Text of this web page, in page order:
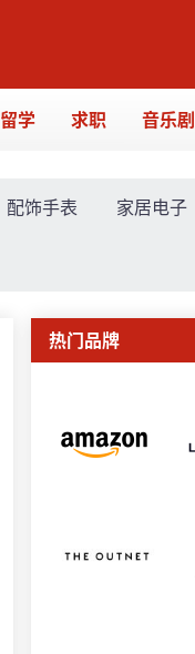
留学 求职 音乐剧
配饰手表 家居电子
热门品牌